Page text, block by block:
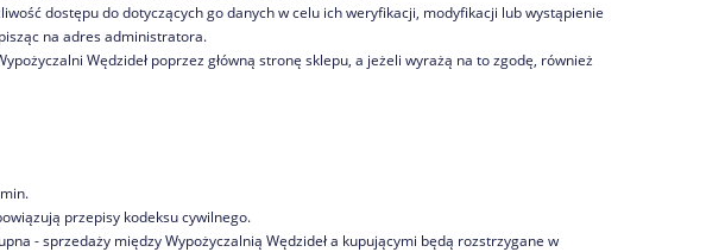
dostępu do dotyczących go danych w celu ich weryfikacji, modyfikacji lub wystąpienie
na adres administratora.
Wędzideł poprzez główną stronę sklepu, a jeżeli wyrażą na to zgodę, również
przepisy kodeksu cywilnego.
- sprzedaży między Wypożyczalnią Wędzideł a kupującymi będą rozstrzygane w